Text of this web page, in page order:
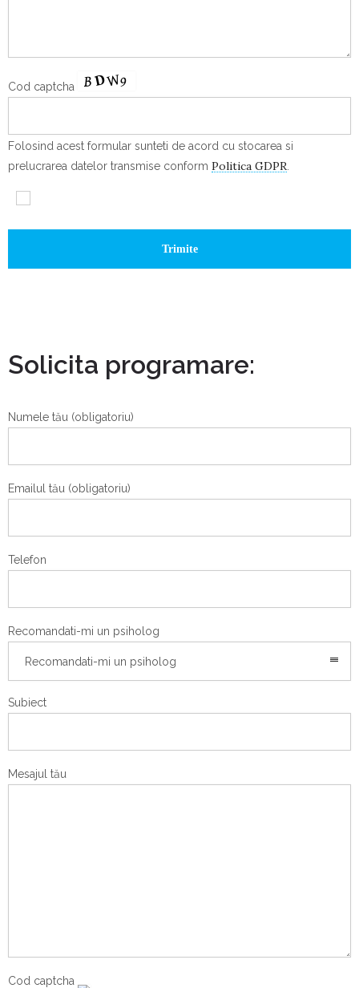
Cod captcha
Folosind acest formular sunteti de acord cu stocarea si
prelucrarea datelor transmise conform Politica GDPR
Solicita programare:
Numele tău (obligatoriu)
Emailul tău (obligatoriu)
Telefon
Recomandati-mi un psiholog
Recomandati-mi un psiholog
Subiect
Mesajul tău
Cod captcha